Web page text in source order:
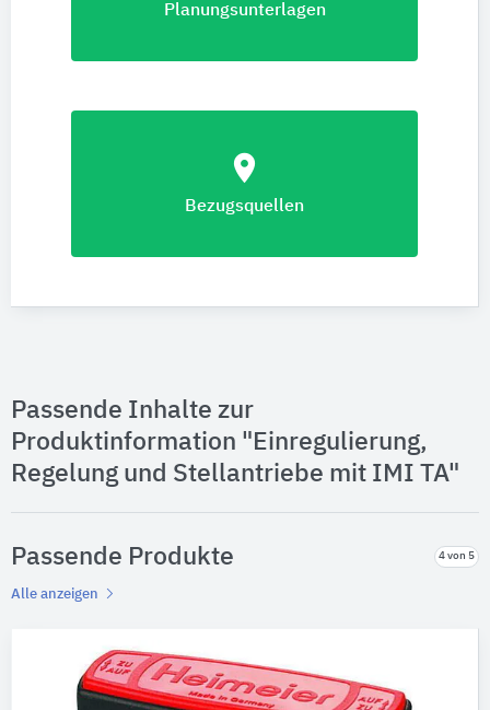
Planungsunterlagen
location_on
Bezugsquellen
Passende Inhalte zur
Produktinformation "Einregulierung,
Regelung und Stellantriebe mit IMI TA"
Passende Produkte 4 von 5
Alle anzeigen